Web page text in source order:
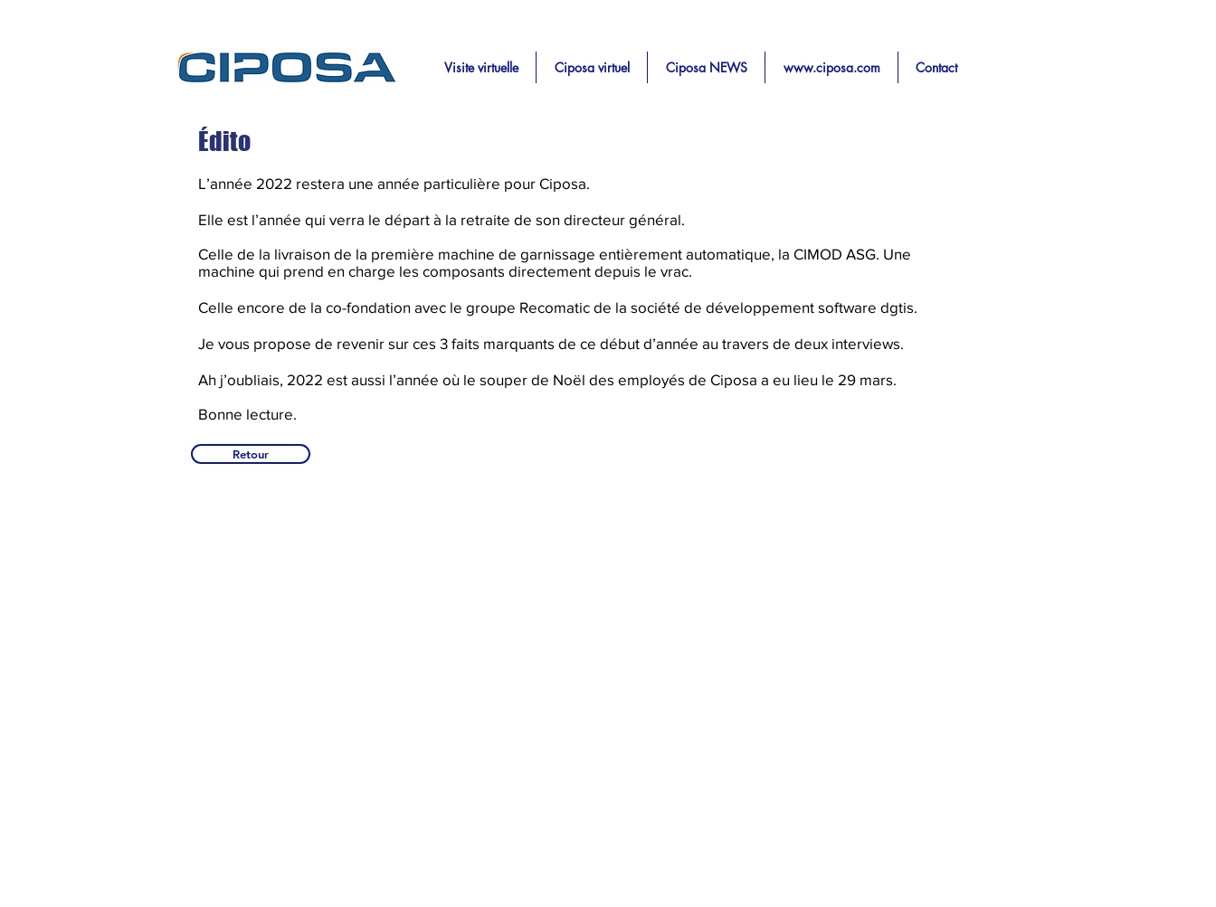
Visite virtuelle Ciposa virtuel Ciposa NEWS www.ciposa.com Contact
Édito
L’année 2022 restera une année particulière pour Ciposa.
Elle est l’année qui verra le départ à la retraite de son directeur général.
Celle de la livraison de la première machine de garnissage entièrement automatique, la CIMOD ASG. Une
machine qui prend en charge les composants directement depuis le vrac.
Celle encore de la co-fondation avec le groupe Recomatic de la société de développement software dgtis.
Je vous propose de revenir sur ces 3 faits marquants de ce début d’année au travers de deux interviews.
Ah j’oubliais, 2022 est aussi l’année où le souper de Noël des employés de Ciposa a eu lieu le 29 mars.
Bonne lecture.
Retour